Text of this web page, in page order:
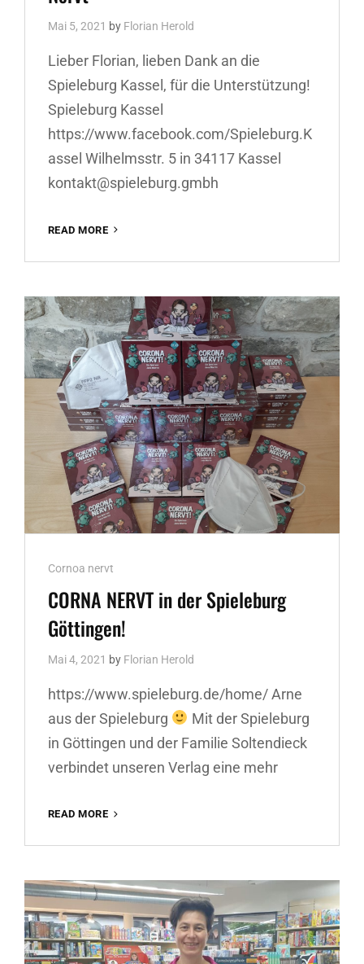
Mai 5, 2021 by Florian Herold
Lieber Florian, lieben Dank an die
Spieleburg Kassel, für die Unterstützung!
Spieleburg Kassel
https://www.facebook.com/Spieleburg.K
assel Wilhelmsstr. 5 in 34117 Kassel
kontakt@spieleburg.gmbh
READ MORE
VERKAUFT
NERVT
Cat
Links
Cornoa nervt
CORNA NERVT in der Spieleburg
Göttingen!
Mai 4, 2021 by Florian Herold
https://www.spieleburg.de/home/ Arne
aus der Spieleburg
Mit der Spieleburg
in Göttingen und der Familie Soltendieck
verbindet unseren Verlag eine mehr
READ MORE
IN
SPIELEBURG
GÖTTINGEN!